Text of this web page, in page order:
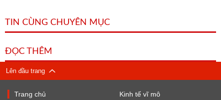
TIN CÙNG CHUYÊN MỤC
ĐỌC THÊM
Lên đầu trang
Trang chủ Kinh tế vĩ mô